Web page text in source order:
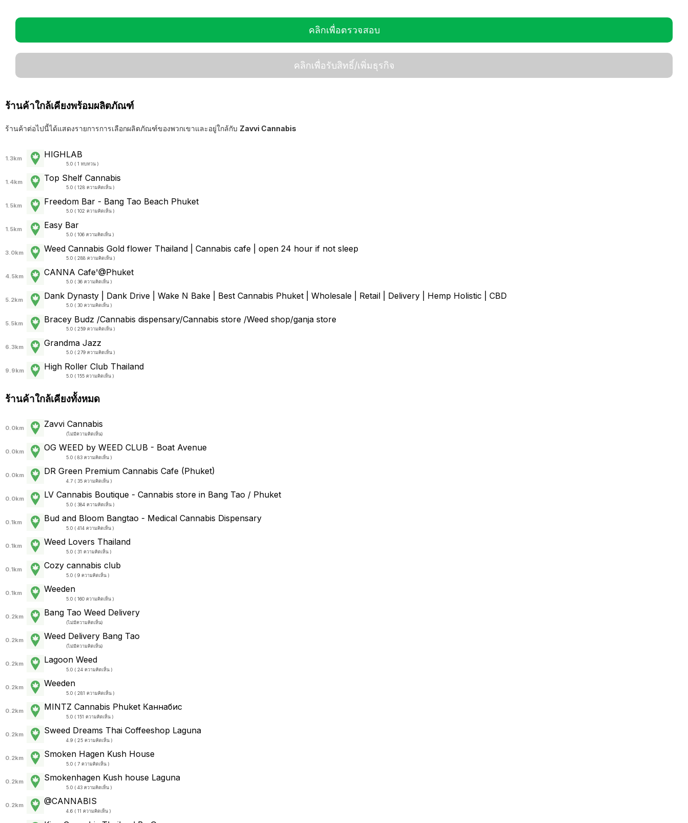
คลิกเพื่อตรวจสอบ
คลิกเพื่อรับสิทธิ์/เพิ่มธุรกิจ
ร้านค้าใกล้เคียงพร้อมผลิตภัณฑ์
ร้านค้าต่อไปนี้ได้แสดงรายการการเลือกผลิตภัณฑ์ของพวกเขาและอยู่ใกล้กับ Zavvi Cannabis
1.3km HIGHLAB
5.0 ( 1 ทบทวน )
1.4km Top Shelf Cannabis
5.0 ( 128 ความคิดเห็น )
1.5km Freedom Bar - Bang Tao Beach Phuket
5.0 ( 102 ความคิดเห็น )
1.5km Easy Bar
5.0 ( 106 ความคิดเห็น )
3.0km Weed Cannabis Gold flower Thailand | Cannabis cafe | open 24 hour if not sleep
5.0 ( 288 ความคิดเห็น )
4.5km CANNA Cafe'@Phuket
5.0 ( 36 ความคิดเห็น )
5.2km Dank Dynasty | Dank Drive | Wake N Bake | Best Cannabis Phuket | Wholesale | Retail | Delivery | Hemp Holistic | CBD
5.0 ( 30 ความคิดเห็น )
5.5km Bracey Budz /Cannabis dispensary/Cannabis store /Weed shop/ganja store
5.0 ( 259 ความคิดเห็น )
6.3km Grandma Jazz
5.0 ( 279 ความคิดเห็น )
9.9km High Roller Club Thailand
5.0 ( 155 ความคิดเห็น )
ร้านค้าใกล้เคียงทั้งหมด
0.0km Zavvi Cannabis
(ไม่มีความคิดเห็น)
0.0km OG WEED by WEED CLUB - Boat Avenue
5.0 ( 83 ความคิดเห็น )
0.0km DR Green Premium Cannabis Cafe (Phuket)
4.7 ( 35 ความคิดเห็น )
0.0km LV Cannabis Boutique - Cannabis store in Bang Tao / Phuket
5.0 ( 384 ความคิดเห็น )
0.1km Bud and Bloom Bangtao - Medical Cannabis Dispensary
5.0 ( 414 ความคิดเห็น )
0.1km Weed Lovers Thailand
5.0 ( 31 ความคิดเห็น )
0.1km Cozy cannabis club
5.0 ( 9 ความคิดเห็น )
0.1km Weeden
5.0 ( 160 ความคิดเห็น )
0.2km Bang Tao Weed Delivery
(ไม่มีความคิดเห็น)
0.2km Weed Delivery Bang Tao
(ไม่มีความคิดเห็น)
0.2km Lagoon Weed
5.0 ( 24 ความคิดเห็น )
0.2km Weeden
5.0 ( 281 ความคิดเห็น )
0.2km MINTZ Cannabis Phuket Каннабис
5.0 ( 151 ความคิดเห็น )
0.2km Sweed Dreams Thai Coffeeshop Laguna
4.9 ( 25 ความคิดเห็น )
0.2km Smoken Hagen Kush House
5.0 ( 7 ความคิดเห็น )
0.2km Smokenhagen Kush house Laguna
5.0 ( 43 ความคิดเห็น )
0.2km @CANNABIS
4.6 ( 11 ความคิดเห็น )